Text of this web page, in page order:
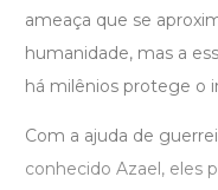
ameaça que se
humanidade, mas a
há milênios protege o
Com a ajuda de
conhecido Azael, eles